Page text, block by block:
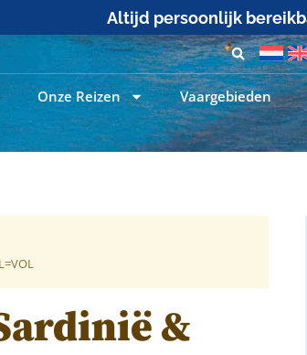
25+ jaar zeilervaring
Onze Reizen Vaargebieden
&